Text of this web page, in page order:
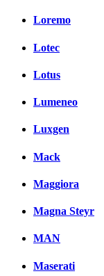
Loremo
Lotec
Lotus
Lumeneo
Luxgen
Mack
Maggiora
Magna Steyr
MAN
Maserati